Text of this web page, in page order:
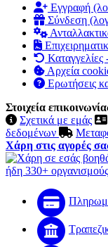
Εγγραφή
Σύνδεση
Καταγγελίες
Αρχεία
Ερωτήσεις
Στοιχεία
Σχετικά με εμάς
δεδομένων
Χάρη στις αγορές